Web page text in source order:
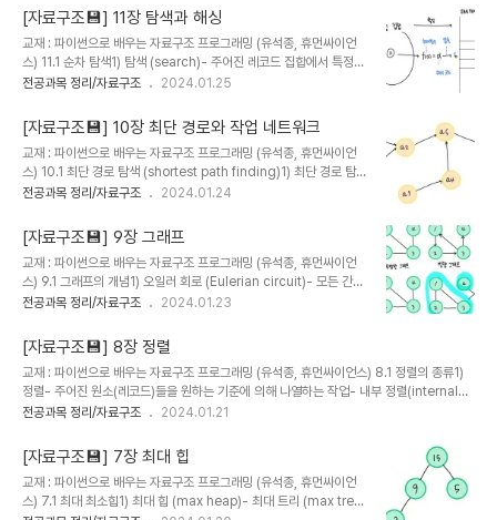
신의왼쪽 서브트리에존재하는 모든 노드보다 크고, 오른쪽 서브 트리
의 모든 노드보다 작다.왼쪽 서브 트리와 오른쪽 서브 트리도 이진 탐
색 트리이다.- 평균 탐색 시간(h = 트리의 높이) : O(h) 2) 이진 탐색
트리의 노드 탐색- 탐색 키와 중간 값을 비교한 후 결과에 따라 탐색
성공, 왼쪽 서브 트리 탐색, 오른쪽 서브트리 탐색 중 하나이다.- 재귀
[자료구조💾] 11장 탐색과 해싱
교재 : 파이썬으로 배우는 자료구조 프로그래밍 (유석종, 휴먼싸이언
스) 11.1 순차 탐색1) 탐색 (search)- 주어진 레코드 집합에서 특정
키(key)와 일치하는 원소를 찾는 작업- 키 필드 (key field) : 레코드
미리 정렬되어 있는 경우 탐색 효율이 높아진다.- 탐색 알고리즘의 종
류 : 순차 탐색, 이진 탐색, 보간 탐색, 해싱 탐색 등 2) 순차 탐색
(sequential search)- 탐색 대상에 아무 조건이 없으며 탐색 키를
찾을 때까지 순차적으로 반복 비교하는 방법- 원소들이 미리 정렬될
필요는 없지만 탐색 성능에 큰 편차가 발생한다.- 시간 복잡도 :
전공과목 정리/자료구조 2024.01.25
[자료구조💾] 10장 최단 경로와 작업 네트워크
교재 : 파이썬으로 배우는 자료구조 프로그래밍 (유석종, 휴먼싸이언
스) 10.1 최단 경로 탐색 (shortest path finding)1) 최단 경로 탐
색- 그래프의대표적인 문제 중 하나- 탐욕 알고리즘, 다익스트라 알고
(Greedy algorithm)- 출발지에서 최소 비용 간선만을 포함하여 미
방문 노드로 이동하는 경로 탐색 방법- 목적지에 도달할 때까지 위 과
정을 반복한다.- 매 순간 최적이라고 판단하는 것을 반복적으로 선택
한다.- 지역적인 해(local solution)를 제공해줄 수 있지만, 전역적
인 해(global solution)를 보장하지는 않는다. 3) 다익스트라 알고
전공과목 정리/자료구조 2024.01.24
[자료구조💾] 9장 그래프
교재 : 파이썬으로 배우는 자료구조 프로그래밍 (유석종, 휴먼싸이언
스) 9.1 그래프의 개념1) 오일러 회로 (Eulerian circuit)- 모든 간선
을 한 번씩만 이용해 출발 위치로 돌아온다.- 각 정점의 차수가 짝수여
문하고 출발 위치오 종착 위치가 다르다.- 출발점과 종착점을 제외한
정점의 개수가 짝수여야 한다. 3) 그래프- 통신망이나 도로망의 관리,
최단거리 경로 탐색,소셜 네트워크 분석 등 다양한 분야에 활용된다.-
그래프로 해결 가능한 통신망 문제의 예네트워크의 연결성 확인네트
워크에서 컴포넌트 탐색연결 네트워크를 유지하는 데 필요한 최소 간
전공과목 정리/자료구조 2024.01.23
[자료구조💾] 8장 정렬
교재 : 파이썬으로 배우는 자료구조 프로그래밍 (유석종, 휴먼싸이언스) 8.1 정렬의 종류1)
정렬- 주어진 원소(레코드)들을 원하는 기준에 의해 나열하는 작업- 내부 정렬(internal
sort) : 정렬 작업을 주 메모리에서 처리한다.- 외부 정렬(external sort) : 정렬 작업을 외
행한다.- 정렬 과정 (전체 원소의 수 : n, 메모리의 크기 : m)n개의 원소를 m으로 나누어
n/m개의 세그먼트로 분할한다.각 세그먼트를 주 메모리에 로드하여 내부 정렬 알고리즘으
로 정렬한 후 다시언래의 하드 디스크 위치에 저장한다.정렬된 2개의 세그먼트 쌍에 대해서
합병 정렬을 수행한다.하나의 정렬된 세그먼트가 ..
전공과목 정리/자료구조 2024.01.21
[자료구조💾] 7장 최대 힙
교재 : 파이썬으로 배우는 자료구조 프로그래밍 (유석종, 휴먼싸이언
스) 7.1 최대 최소힙1) 최대 힙 (max heap)- 최대 트리 (max tree)